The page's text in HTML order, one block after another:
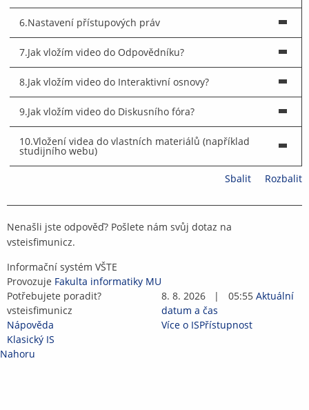
6.Nastavení přístupových práv
7.Jak vložím video do Odpovědníku?
8.Jak vložím video do Interaktivní osnovy?
9.Jak vložím video do Diskusního fóra?
10.Vložení videa do vlastních materiálů (například
studijního webu)
Sbalit Rozbalit
Nenašli jste odpověď? Pošlete nám svůj dotaz na
vsteisfimunicz.
IS
VŠTE
Informační systém VŠTE
Provozuje Fakulta informatiky MU
Potřebujete poradit?
vsteisfimunicz
Nápověda
Klasický IS
8. 8. 2026 | 05:55 Aktuální
datum a čas
Více o ISPřístupnost
Nahoru